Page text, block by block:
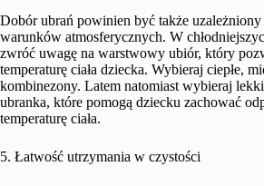
Dobór ubrań powinien być także
warunków atmosferycznych. W
zwróć uwagę na warstwowy ubiór, który
temperaturę ciała dziecka. Wybieraj ciepłe,
kombinezony. Latem natomiast wybieraj
ubranka, które pomogą dziecku zachować
temperaturę ciała.
5. Łatwość utrzymania w czystości